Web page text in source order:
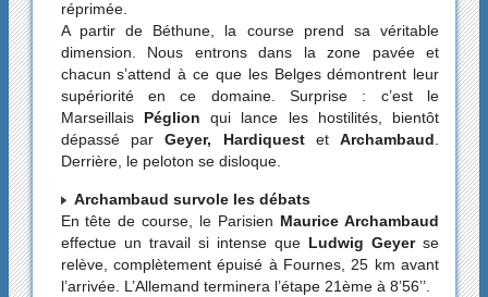
réprimée.
A partir de Béthune, la course prend sa véritable
dimension. Nous entrons dans la zone pavée et
chacun s’attend à ce que les Belges démontrent leur
supériorité en ce domaine. Surprise : c’est le
Marseillais Péglion qui lance les hostilités, bientôt
dépassé parGeyer, HardiquestetArchambaud.
Derrière, le peloton se disloque.
Archambaud survole les débats
En tête de course, le Parisien Maurice Archambaud
effectue un travail si intense que Ludwig Geyerse
relève, complètement épuisé à Fournes, 25 km avant
l’arrivée. L’Allemand terminera l’étape 21ème à 8’56’’.